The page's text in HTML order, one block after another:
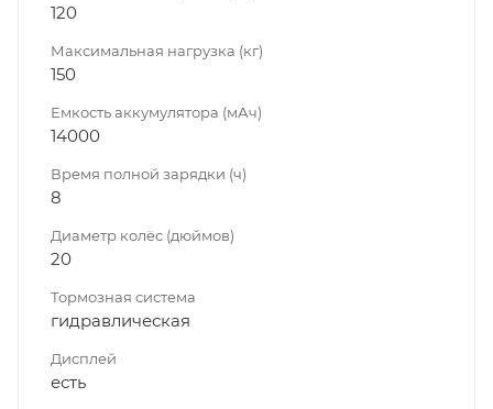
120
Максимальная нагрузка (кг)
150
Емкость аккумулятора (мАч)
14000
Время полной зарядки (ч)
8
Диаметр колёс (дюймов)
20
Тормозная система
гидравлическая
Дисплей
есть